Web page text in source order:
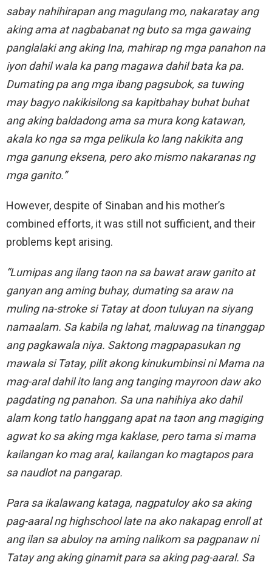
sabay nahihirapan ang magulang mo, nakaratay ang
aking ama at nagbabanat ng buto sa mga gawaing
panglalaki ang aking Ina, mahirap ng mga panahon na
iyon dahil wala ka pang magawa dahil bata ka pa.
Dumating pa ang mga ibang pagsubok, sa tuwing
may bagyo nakikisilong sa kapitbahay buhat buhat
ang aking baldadong ama sa mura kong katawan,
akala ko nga sa mga pelikula ko lang nakikita ang
mga ganung eksena, pero ako mismo nakaranas ng
mga ganito.”
However, despite of Sinaban and his mother’s
combined efforts, it was still not sufficient, and their
problems kept arising.
“Lumipas ang ilang taon na sa bawat araw ganito at
ganyan ang aming buhay, dumating sa araw na
muling na-stroke si Tatay at doon tuluyan na siyang
namaalam. Sa kabila ng lahat, maluwag na tinanggap
ang pagkawala niya. Saktong magpapasukan ng
mawala si Tatay, pilit akong kinukumbinsi ni Mama na
mag-aral dahil ito lang ang tanging mayroon daw ako
pagdating ng panahon. Sa una nahihiya ako dahil
alam kong tatlo hanggang apat na taon ang magiging
agwat ko sa aking mga kaklase, pero tama si mama
kailangan ko mag aral, kailangan ko magtapos para
sa naudlot na pangarap.
Para sa ikalawang kataga, nagpatuloy ako sa aking
pag-aaral ng highschool late na ako nakapag enroll at
ang ilan sa abuloy na aming nalikom sa pagpanaw ni
Tatay ang aking ginamit para sa aking pag-aaral. Sa